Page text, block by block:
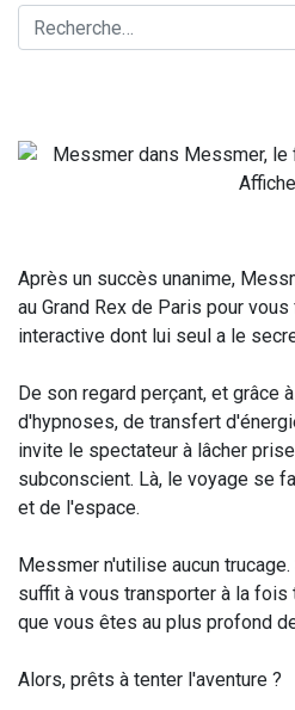
Après un succès unanime,
au Grand Rex de Paris pour
interactive dont lui seul a le
De son regard perçant, et grâce
d'hypnoses, de transfert
invite le spectateur à lâcher
subconscient. Là, le voyage se
et de l'espace.
Messmer n'utilise aucun
suffit à vous transporter à la
que vous êtes au plus profond
Alors, prêts à tenter l'aventure ?